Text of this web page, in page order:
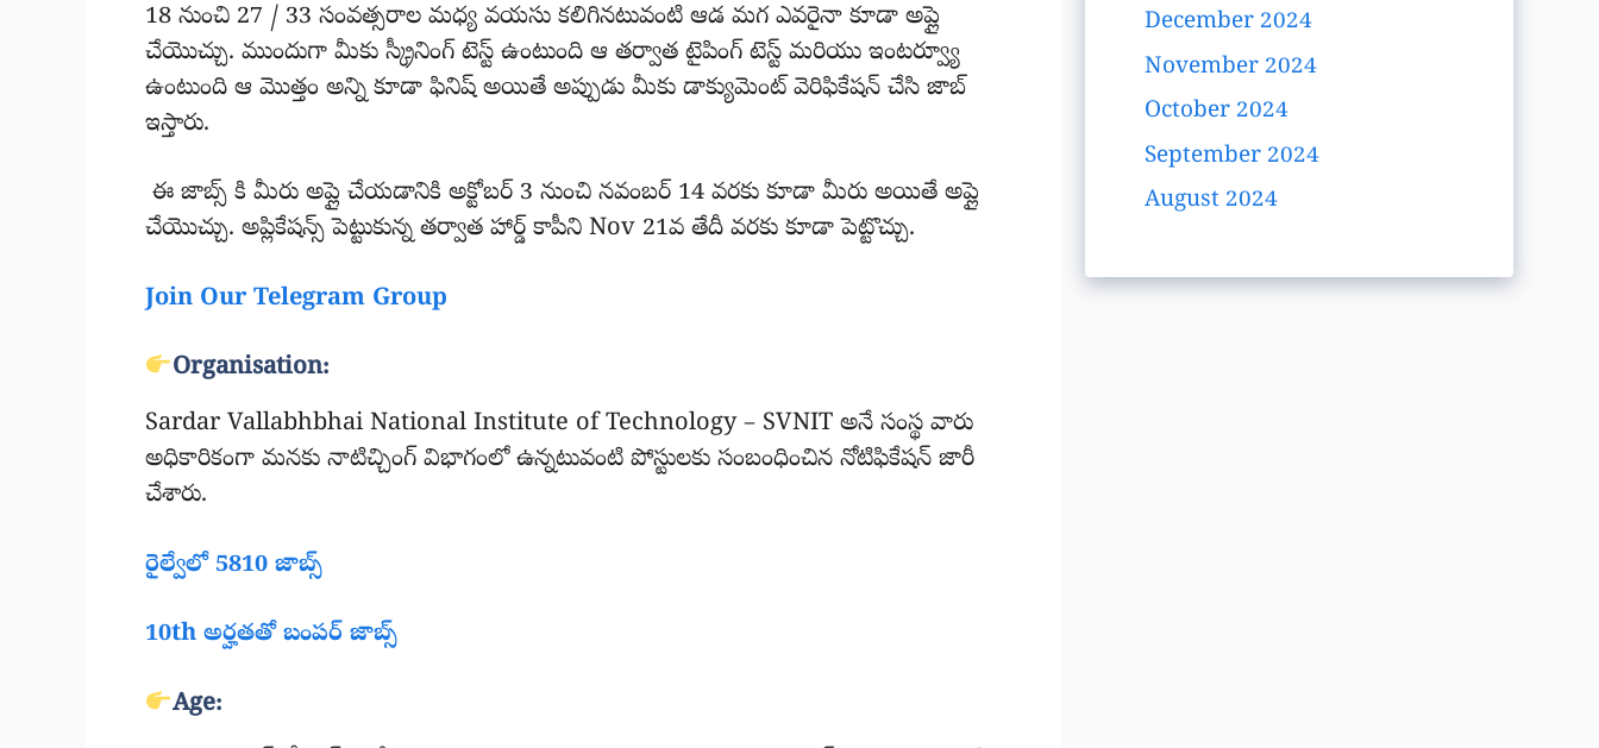
18 నుంచి 27 / 33 సంవత్సరాల మధ్య వయసు కలిగినటువంటి ఆడ మగ ఎవరైనా కూడా అప్లై
చేయొచ్చు. ముందుగా మీకు స్క్రీనింగ్ టెస్ట్ ఉంటుంది ఆ తర్వాత టైపింగ్ టెస్ట్ మరియు ఇంటర్వ్యూ
ఉంటుంది ఆ మొత్తం అన్ని కూడా ఫినిష్ అయితే అప్పుడు మీకు డాక్యుమెంట్ వెరిఫికేషన్ చేసి జాబ్
ఇస్తారు.
ఈ జాబ్స్ కి మీరు అప్లై చేయడానికి అక్టోబర్ 3 నుంచి నవంబర్ 14 వరకు కూడా మీరు అయితే అప్లై
చేయొచ్చు. అప్లికేషన్స్ పెట్టుకున్న తర్వాత హార్డ్ కాపీని Nov 21వ తేదీ వరకు కూడా పెట్టొచ్చు.
Join Our Telegram Group
Organisation:
Sardar Vallabhbhai National Institute of Technology – SVNIT అనే సంస్థ వారు
అధికారికంగా మనకు నాటిచ్చింగ్ విభాగంలో ఉన్నటువంటి పోస్టులకు సంబంధించిన నోటిఫికేషన్ జారీ
చేశారు.
రైల్వేలో 5810 జాబ్స్
10th అర్హతతో బంపర్ జాబ్స్
Age:
December 2024
November 2024
October 2024
September 2024
August 2024